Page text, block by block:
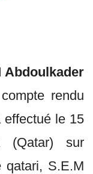
Abdoulkader
rendu
effectué le 15
(Qatar) sur
qatari, S.E.M